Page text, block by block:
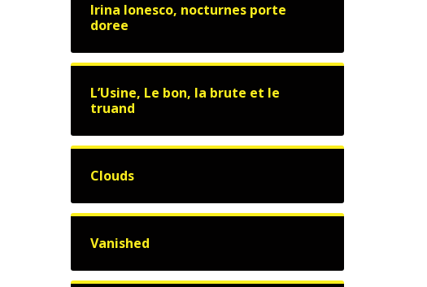
Irina Ionesco, nocturnes porte
doree
L’Usine, Le bon, la brute et le
truand
Clouds
Vanished